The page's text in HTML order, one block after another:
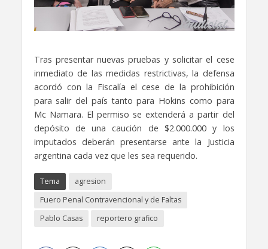
Tras presentar nuevas pruebas y solicitar el cese
inmediato de las medidas restrictivas, la defensa
acordó con la Fiscalía el cese de la prohibición
para salir del país tanto para Hokins como para
Mc Namara. El permiso se extenderá a partir del
depósito de una caución de $2.000.000 y los
imputados deberán presentarse ante la Justicia
argentina cada vez que les sea requerido.
Tema
agresion
Fuero Penal Contravencional y de Faltas
Pablo Casas
reportero grafico